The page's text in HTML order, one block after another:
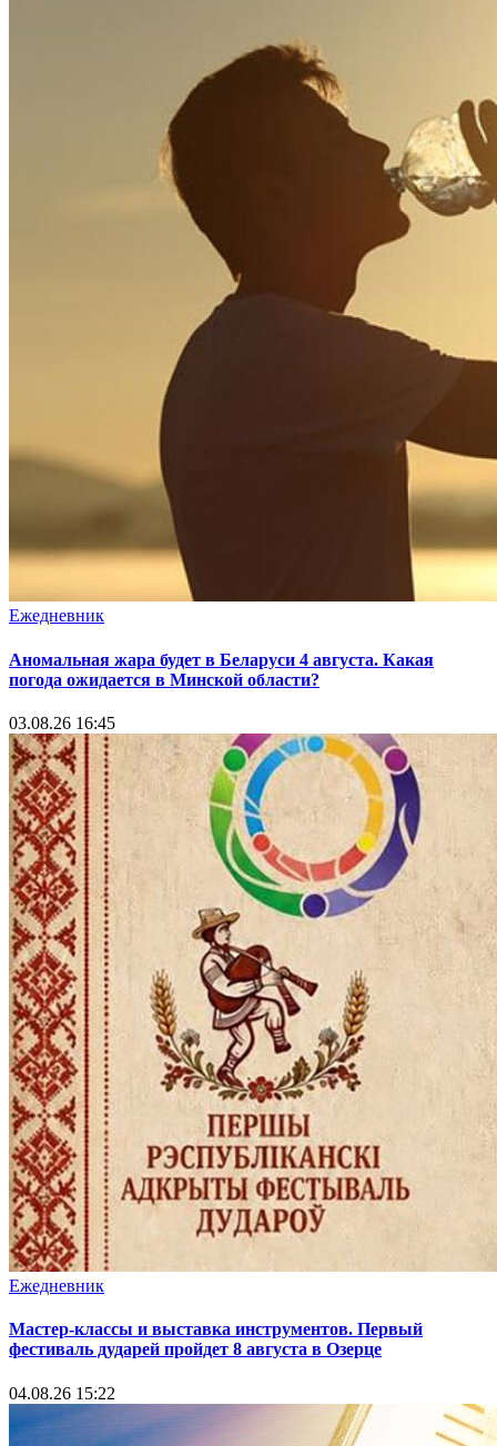
Ежедневник
Аномальная жара будет в Беларуси 4 августа. Какая
погода ожидается в Минской области?
03.08.26 16:45
Ежедневник
Мастер-классы и выставка инструментов. Первый
фестиваль дударей пройдет 8 августа в Озерце
04.08.26 15:22